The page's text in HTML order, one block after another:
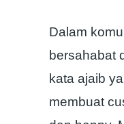
Dalam
bersahabat
kata ajaib
membuat